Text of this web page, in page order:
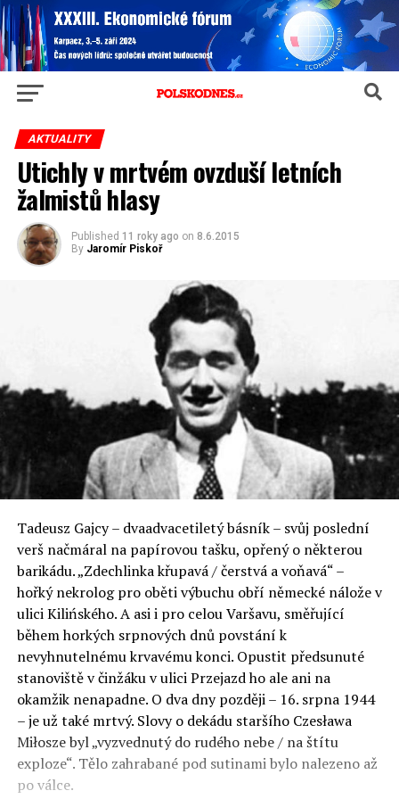
AKTUALITY
Utichly v mrtvém ovzduší letních
žalmistů hlasy
Published 11 roky ago on 8.6.2015
By Jaromír Piskoř
Tadeusz Gajcy – dvaadvacetiletý básník – svůj poslední
verš načmáral na papírovou tašku, opřený o některou
barikádu. „Zdechlinka křupavá / čerstvá a voňavá“ –
hořký nekrolog pro oběti výbuchu obří německé nálože v
ulici Kilińského. A asi i pro celou Varšavu, směřující
během horkých srpnových dnů povstání k
nevyhnutelnému krvavému konci. Opustit předsunuté
stanoviště v činžáku v ulici Przejazd ho ale ani na
okamžik nenapadne. O dva dny později – 16. srpna 1944
– je už také mrtvý. Slovy o dekádu staršího Czesława
Miłosze byl „vyzvednutý do rudého nebe / na štítu
exploze“. Tělo zahrabané pod sutinami bylo nalezeno až
po válce.